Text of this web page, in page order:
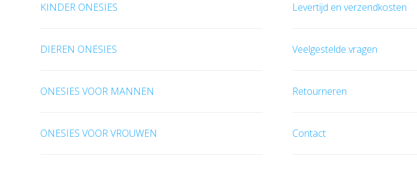
KINDER ONESIES
DIEREN ONESIES
ONESIES VOOR MANNEN
ONESIES VOOR VROUWEN
Levertijd en verzendkosten
Veelgestelde vragen
Retourneren
Contact